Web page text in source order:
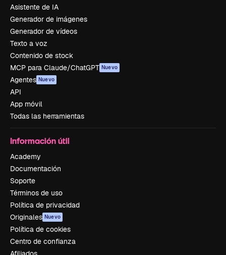
Asistente de IA
Generador de imágenes
Generador de vídeos
Texto a voz
Contenido de stock
MCP para Claude/ChatGPT Nuevo
Agentes Nuevo
API
App móvil
Todas las herramientas
Información útil
Academy
Documentación
Soporte
Términos de uso
Política de privacidad
Originales Nuevo
Política de cookies
Centro de confianza